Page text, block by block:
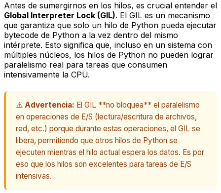
Antes de sumergirnos en los hilos, es crucial entender el
Global Interpreter Lock (GIL). El GIL es un mecanismo
que garantiza que solo un hilo de Python pueda ejecutar
bytecode de Python a la vez dentro del mismo
intérprete. Esto significa que, incluso en un sistema con
múltiples núcleos, los hilos de Python no pueden lograr
paralelismo real para tareas que consumen
intensivamente la CPU.
⚠️ Advertencia: El GIL **no bloquea** el paralelismo
en operaciones de E/S (lectura/escritura de archivos,
red, etc.) porque durante estas operaciones, el GIL se
libera, permitiendo que otros hilos de Python se
ejecuten mientras el hilo actual espera los datos. Es por
eso que los hilos son excelentes para tareas de E/S
intensivas.